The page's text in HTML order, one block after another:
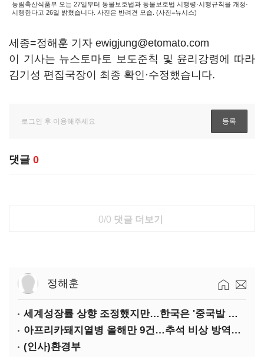
농림축산식품부 오는 27일부터 동물보호법과 동물보호법 시행령·시행규칙을 개정·
시행한다고 26일 밝혔습니다. 사진은 반려견 모습. (사진=뉴시스)
세종=정해훈 기자 ewigjung@etomato.com
이 기사는 뉴스토마토 보도준칙 및 윤리강령에 따라
김기성 편집국장이 최종 확인·수정했습니다.
댓글 0
0/0 댓글 더보기
정해훈
세계성장률 상향 조정했지만…한국은 '중국발 살얼음판'
아프리카돼지열병 올해만 9건…추석 비상 방역에 '총력'
(인사)환경부